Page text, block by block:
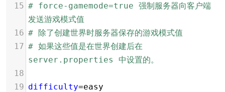
15 # force-gamemode=true 强制服务器向客户端
发送游戏模式值
16 # 除了创建世界时服务器保存的游戏模式值
17 # 如果这些值是在世界创建后在
server.properties 中设置的。
18
19 difficulty=easy